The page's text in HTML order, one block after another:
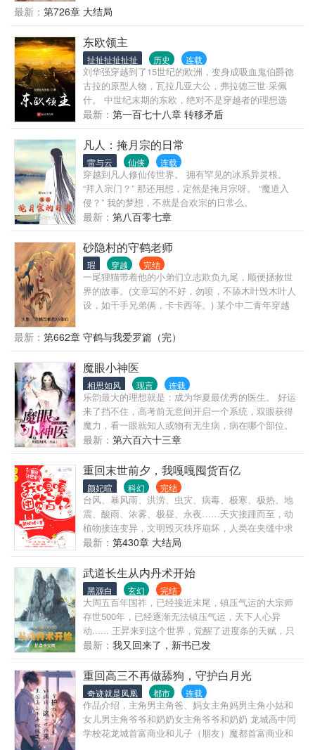
撞成傻子，姐姐抑郁，原主被打死，才出生不久的弟
弟被摔死。 为了活命，乔小四闹分家。什么，不分，
那疯子往屋里泼粪，点火烧房子，不为过吧。傻子抢
东西，打人也不犯法吧。 分家出来的乔小四左手虐
渣，右手致富，随便再种种药材，做个药丸，一不小
心就成了赛神医，外加一个隐形富豪。 渣爹想要左拥
右抱，娘，休夫吧，他配不上你。姐，抑郁不好，咱
直接黑化。 乔小四在古代小日子过得多姿多彩，就是
空间里的那只大耗子太闹腾了。 大耗子楚伯康：小四
系统：主人，我是个还没长大的小小统，只要你不抛
弃我，以后都你说了算。
最新： 第726章 大结局
东欧领主
扯扯扯扯扯扯 历史 连载
刘华强穿越到了15世纪的欧洲，变身成吸血鬼伯爵德
古拉的原型人物，瓦拉几亚大公，弗拉德三世·采佩
什。 中世纪末期的东欧，绝对不是穿越者的理想选
择，天花、疟疾、霍乱、鼠疫，随时都有可能要了你
的小命。 即便不得病，空气中的恶臭味道，和一辈子
只洗两次澡的习惯，也让人难以在这里待下去。 可
惜，刘华强没有回去的办法，只能适应这里的一切。
他要和公国内的小贵族争夺利益，又要联合各方势
力，抵抗奥斯曼帝国的侵略。 已经没落的钦察汗国，
和正处在最强势时期的立陶宛公国，似乎也要来分一
杯羹。 国内的阿瓦尔人、斯拉夫人，也不让刘华强省
心，更别说还有保加尔人的游击队，在喀尔巴阡山脉
游荡。 总结一下，刘华强这位瓦拉几亚大公的日子，
怎是一个‘南‘字了得。 交流群：894652823
最新： 第一百七十八章 转移矛盾
凡人：掩月宗的日常
雷与云 仙侠 连载
穿越到凡人修仙传世界。 拥有罕见的冰系异灵根。
“拜入宗门？” 那还用想，定然是掩月宗呀。 “魔道入
侵？” 我的梦想，不就是合欢宗的日常么。
最新： 第八百零七章
砂隐村的守鹤老师
瑕 穿越 完结
一尾狸猫带着他的小弟们立志欺负九尾，顺便拯救世
界的故事。(文章写的不好，勿喷，不舔木叶毁木叶人
设，如千手兄弟俩，卡卡西等。) 某个中二青年穿越
年后... 漩涡鸣人：看我的螺旋丸！ 我爱罗：螺旋丸！
漩涡鸣人：为什么你也会？这不是四代火影的忍术
吗？ 守鹤：不好意思，本大爷的小弟在三战中，比你
爹先用出来，所以，那是本大爷发明的忍术，你爹是
抄袭。 波风水门：？？？ （本文不是眼睛传说尾兽也
会逐渐增强。本文尊重原着的部分：只到者之书以及
部分阵之书也就是佐助与鼬对决时期的设定。比如在
者之书中，飞雷神就是波风水门的原创，这就是本文
的设定。）
最新： 第662章 守鹤与我爱罗篇（完）
魔眼小神医
相思如风 现言 连载
乐韵最大的理想就是：成为华夏最优秀的医生。 好运
来了挡不住，高考前无意间开启一个系统，双眼获得
魔力，看一眼就知人或物有无生病，病在哪个部位。
系统空间种出来的药材吃一口，力气充盈，吃一样，
身体倍儿棒，乃医生成神之必备神器。 一直为当杏林
国手而奋斗的乐韵，简直乐晕了。 只是，现实很骨
感，系统是半残的，需要吃东西维持，它不吃金不吃
银，要吃有灵气的翡翠玉石，异珍奇宝等高大上的东
东。 从此，乐姑娘在成为旷世女神医的道路上又多了
一项任务—帮系统找粮食。
最新： 第六百六十三章
重回末世前夕，我嘎嘎囤货百亿
颜妃暄 科幻 完结
台风、暴风雨、洪涝、虫灾、病毒、极寒、极热、地
震、酸雨、浓雾、极昼、永夜……天灾接踵而至，动
植物接连变异，文明毁灭秩序崩坏，人类在夹缝中求
生存。陆星棠在末世艰难求生七年，最终被恶毒家人
出卖死在永夜。重生回到末世爆发的三个月前，陆星
棠抢占先机...
最新： 第430章 大结局
武道长生从内丹术开始
黑源白 玄幻 完结
大周五百年国祚，已经接近末尾，镇压气运的大宗师
存世500年，已经逐渐无法镇压气运，天下人心异
动...... 王昇来到这个世界，觉醒了进度条的天赋，只
要技能进度条达到满级突破，能将一切化为可能！ 气
运宗师活500年，他修炼前世的内丹术，挖掘人体大
药，寿命怎么得也得翻个十倍吧？ 不过在挖掘人体大
药前，先得种植菊花药材交货，这样才能保住自己
的…… 果然，想要靠前世的功法长生，就得先把刻入
DNA的种植点满！ ———————— 这是一个以八段
锦奠基，内丹术为根本法，坐看天下风云的长生故
事……
最新： 我又回来了，新书已发
重回高三不再做舔狗，守护白月光
奇迹就是凤凰 都市 连载
作品介绍，主角男主角爸、妈女主角妈男主角小姑和
女儿男主角爷爷和奶奶女主角爷爷和奶奶 龙城高中同
学校花龙城首富商业和儿子（朋友）魔都首富商业和